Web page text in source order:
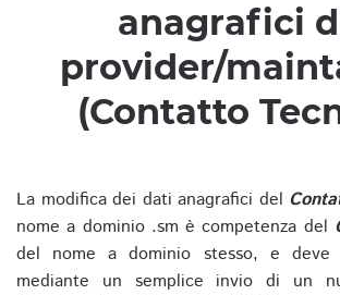
anagrafici
provider/
(Contatto
La modifica dei dati anagrafici del
nome a dominio .sm è competenza del
del nome a dominio stesso, e deve
mediante un semplice invio di un